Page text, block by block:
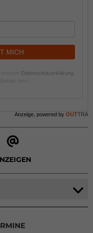
MICH
Datenschutzerklärung
Anzeige, powered by OUTTRA